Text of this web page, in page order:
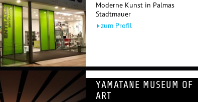
Moderne Kunst in Palmas
Stadtmauer
zum Profil
YAMATANE MUSEUM OF
ART